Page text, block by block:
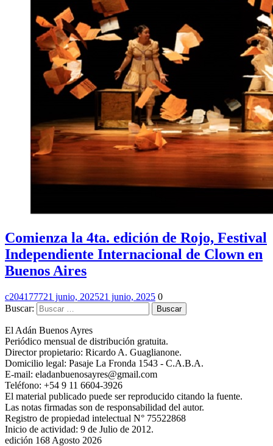
Comienza la 4ta. edición de Rojo, Festival
Independiente Internacional de Clown en
Buenos Aires
c204177721 junio, 202521 junio, 2025 0
Buscar:
El Adán Buenos Ayres
Periódico mensual de distribución gratuita.
Director propietario: Ricardo A. Guaglianone.
Domicilio legal: Pasaje La Fronda 1543 - C.A.B.A.
E-mail: eladanbuenosayres@gmail.com
Teléfono: +54 9 11 6604-3926
El material publicado puede ser reproducido citando la fuente.
Las notas firmadas son de responsabilidad del autor.
Registro de propiedad intelectual N° 75522868
Inicio de actividad: 9 de Julio de 2012.
edición 168 Agosto 2026